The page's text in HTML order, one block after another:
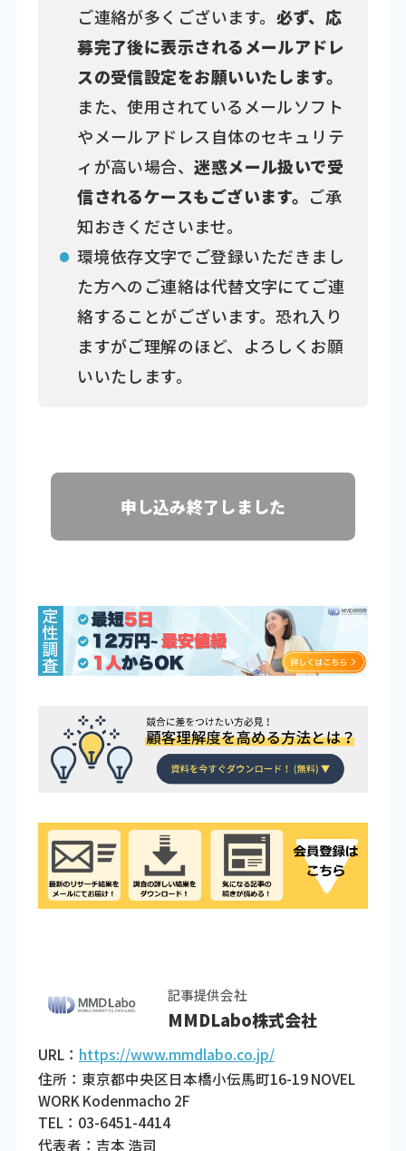
ご連絡が多くございます。 必ず、応
募完了後に表示されるメールアドレ
スの受信設定をお願いいたします。
また、使用されているメールソフト
やメールアドレス自体のセキュリテ
ィが高い場合、迷惑メール扱いで受
信されるケースもございます。 ご承
知おきくださいませ。
環境依存文字でご登録いただきまし
た方へのご連絡は代替文字にてご連
絡することがございます。恐れ入り
ますがご理解のほど、よろしくお願
いいたします。
申し込み終了しました
記事提供会社
MMDLabo株式会社
URL： https://www.mmdlabo.co.jp/
住所：東京都中央区日本橋小伝馬町16-19 NOVEL
WORK Kodenmacho 2F
TEL：03-6451-4414
代表者：吉本 浩司